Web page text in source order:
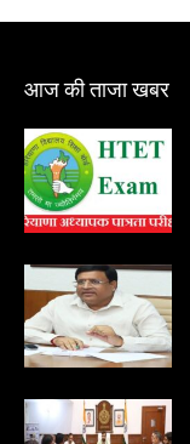
आज की ताजा खबर